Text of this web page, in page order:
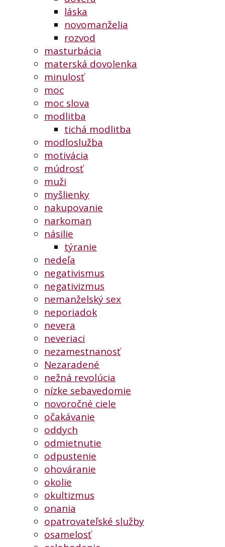
láska
novomanželia
rozvod
masturbácia
materská dovolenka
minulosť
moc
moc slova
modlitba
tichá modlitba
modloslužba
motivácia
múdrosť
muži
myšlienky
nakupovanie
narkoman
násilie
týranie
nedeľa
negativismus
negativizmus
nemanželský sex
neporiadok
nevera
neveriaci
nezamestnanosť
Nezaradené
nežná revolúcia
nízke sebavedomie
novoročné ciele
očakávanie
oddych
odmietnutie
odpustenie
ohováranie
okolie
okultizmus
onania
opatrovateľské služby
osamelosť